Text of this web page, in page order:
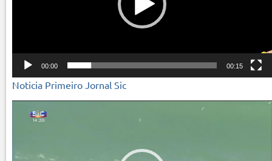
00:00 00:15
Noticia Primeiro Jornal Sic
Reprodutor